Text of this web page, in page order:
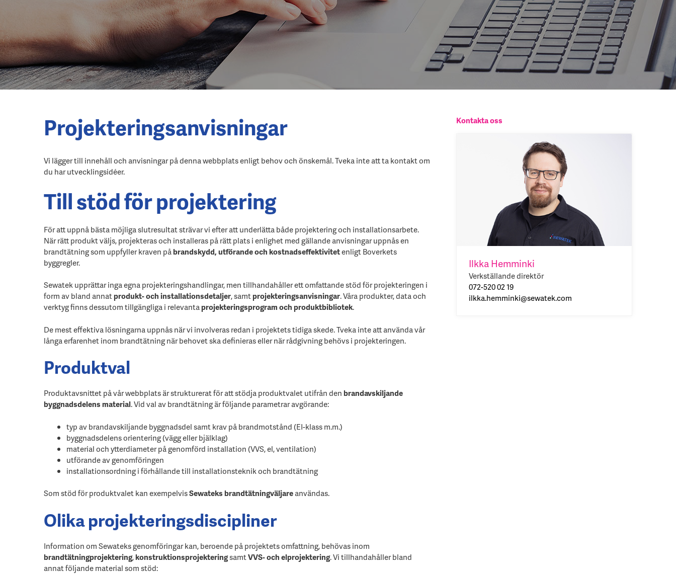
Projekteringsanvisningar
Vi lägger till innehåll och anvisningar på denna webbplats enligt behov och önskemål. Tveka inte att ta kontakt om
du har utvecklingsidéer.
Till stöd för projektering
För att uppnå bästa möjliga slutresultat strävar vi efter att underlätta både projektering och installationsarbete.
När rätt produkt väljs, projekteras och installeras på rätt plats i enlighet med gällande anvisningar uppnås en
brandtätning som uppfyller kraven påbrandskydd, utförande och kostnadseffektivitetenligt Boverkets
byggregler.
Sewatek upprättar inga egna projekteringshandlingar, men tillhandahåller ett omfattande stöd för projekteringen i
form av bland annatprodukt- och installationsdetaljer, samtprojekteringsanvisningar. Våra produkter, data och
verktyg finns dessutom tillgängliga i relevantaprojekteringsprogram och produktbibliotek.
De mest effektiva lösningarna uppnås när vi involveras redan i projektets tidiga skede. Tveka inte att använda vår
långa erfarenhet inom brandtätning när behovet ska definieras eller när rådgivning behövs i projekteringen.
Produktval
Produktavsnittet på vår webbplats är strukturerat för att stödja produktvalet utifrån denbrandavskiljande
byggnadsdelens material. Vid val av brandtätning är följande parametrar avgörande:
typ av brandavskiljande byggnadsdel samt krav på brandmotstånd (EI-klass m.m.)
byggnadsdelens orientering (vägg eller bjälklag)
material och ytterdiameter på genomförd installation (VVS, el, ventilation)
utförande av genomföringen
installationsordning i förhållande till installationsteknik och brandtätning
Som stöd för produktvalet kan exempelvisSewateks brandtätningväljareanvändas.
Olika projekteringsdiscipliner
Information om Sewateks genomföringar kan, beroende på projektets omfattning, behövas inom
brandtätningprojektering,konstruktionsprojekteringsamtVVS- och elprojektering. Vi tillhandahåller bland
annat följande material som stöd:
Kontakta oss
Ilkka Hemminki
Verkställande direktör
072-520 02 19
ilkka.hemminki@sewatek.com